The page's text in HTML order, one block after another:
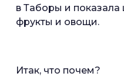
в Таборы и
фрукты и овощи.
Итак, что почем?